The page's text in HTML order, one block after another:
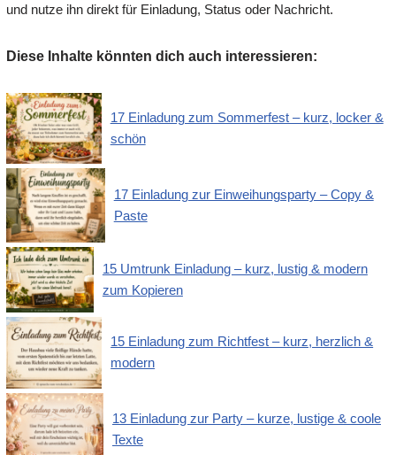
und nutze ihn direkt für Einladung, Status oder Nachricht.
Diese Inhalte könnten dich auch interessieren:
17 Einladung zum Sommerfest – kurz, locker &
schön
17 Einladung zur Einweihungsparty – Copy &
Paste
15 Umtrunk Einladung – kurz, lustig & modern
zum Kopieren
15 Einladung zum Richtfest – kurz, herzlich &
modern
13 Einladung zur Party – kurze, lustige & coole
Texte